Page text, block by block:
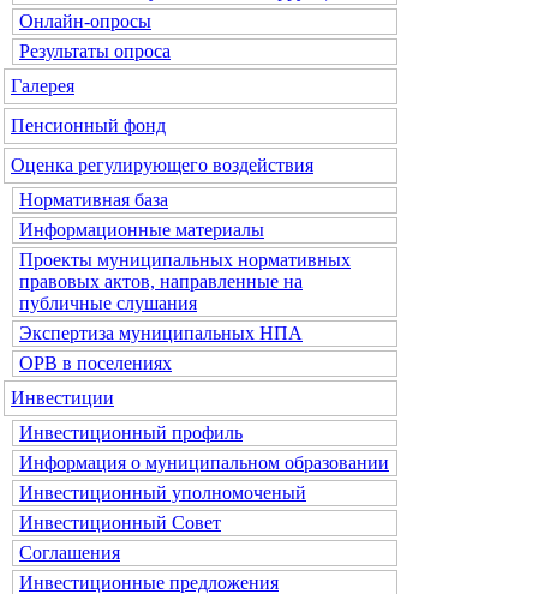
Онлайн-опросы
Результаты опроса
Галерея
Пенсионный фонд
Оценка регулирующего воздействия
Нормативная база
Информационные материалы
Проекты муниципальных нормативных
правовых актов, направленные на
публичные слушания
Экспертиза муниципальных НПА
ОРВ в поселениях
Инвестиции
Инвестиционный профиль
Информация о муниципальном образовании
Инвестиционный уполномоченый
Инвестиционный Совет
Соглашения
Инвестиционные предложения